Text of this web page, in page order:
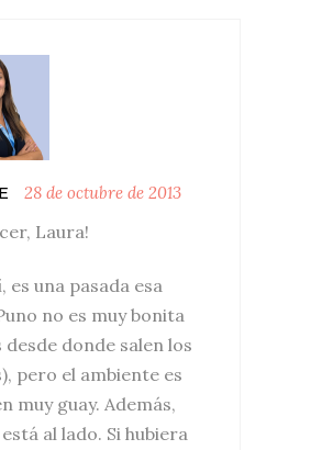
28 de octubre de 2013
Laura!
es una pasada esa
no es muy bonita
desde donde salen los
pero el ambiente es
muy guay. Además,
al lado. Si hubiera